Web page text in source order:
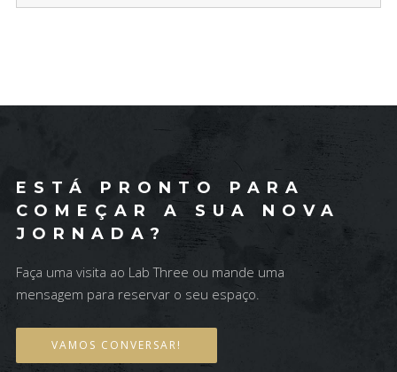
ESTÁ PRONTO PARA
COMEÇAR A SUA NOVA
JORNADA?
Faça uma visita ao Lab Three ou mande uma
mensagem para reservar o seu espaço.
VAMOS CONVERSAR!